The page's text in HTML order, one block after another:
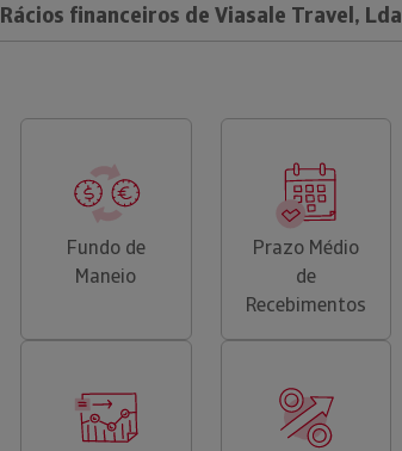
Rácios financeiros de Viasale Travel, Lda
Fundo de
Maneio
Prazo Médio
de
Recebimentos